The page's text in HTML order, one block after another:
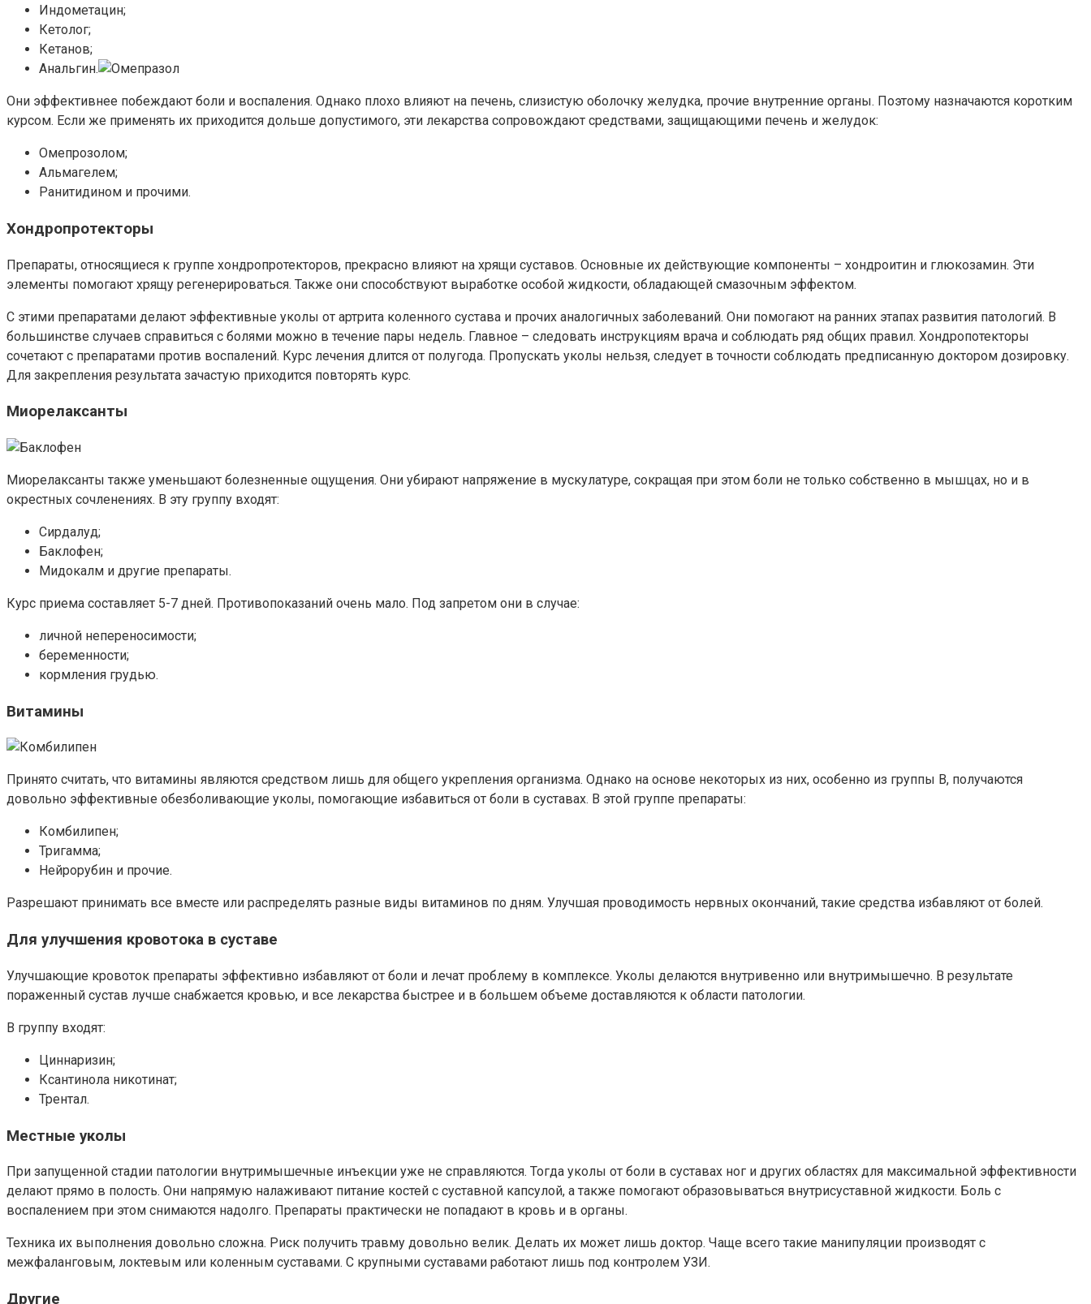
Индометацин;
Кетолог;
Кетанов;
Анальгин.
Они эффективнее побеждают боли и воспаления. Однако плохо влияют на печень, слизистую оболочку желудка, прочие внутренние органы. Поэтому назначаются коротким
курсом. Если же применять их приходится дольше допустимого, эти лекарства сопровождают средствами, защищающими печень и желудок:
Омепрозолом;
Альмагелем;
Ранитидином и прочими.
Хондропротекторы
Препараты, относящиеся к группе хондропротекторов, прекрасно влияют на хрящи суставов. Основные их действующие компоненты – хондроитин и глюкозамин. Эти
элементы помогают хрящу регенерироваться. Также они способствуют выработке особой жидкости, обладающей смазочным эффектом.
С этими препаратами делают эффективные уколы от артрита коленного сустава и прочих аналогичных заболеваний. Они помогают на ранних этапах развития патологий. В
большинстве случаев справиться с болями можно в течение пары недель. Главное – следовать инструкциям врача и соблюдать ряд общих правил. Хондропотекторы
сочетают с препаратами против воспалений. Курс лечения длится от полугода. Пропускать уколы нельзя, следует в точности соблюдать предписанную доктором дозировку.
Для закрепления результата зачастую приходится повторять курс.
Миорелаксанты
Миорелаксанты также уменьшают болезненные ощущения. Они убирают напряжение в мускулатуре, сокращая при этом боли не только собственно в мышцах, но и в
окрестных сочленениях. В эту группу входят:
Сирдалуд;
Баклофен;
Мидокалм и другие препараты.
Курс приема составляет 5-7 дней. Противопоказаний очень мало. Под запретом они в случае:
личной непереносимости;
беременности;
кормления грудью.
Витамины
Принято считать, что витамины являются средством лишь для общего укрепления организма. Однако на основе некоторых из них, особенно из группы В, получаются
довольно эффективные обезболивающие уколы, помогающие избавиться от боли в суставах. В этой группе препараты:
Комбилипен;
Тригамма;
Нейрорубин и прочие.
Разрешают принимать все вместе или распределять разные виды витаминов по дням. Улучшая проводимость нервных окончаний, такие средства избавляют от болей.
Для улучшения кровотока в суставе
Улучшающие кровоток препараты эффективно избавляют от боли и лечат проблему в комплексе. Уколы делаются внутривенно или внутримышечно. В результате
пораженный сустав лучше снабжается кровью, и все лекарства быстрее и в большем объеме доставляются к области патологии.
В группу входят:
Циннаризин;
Ксантинола никотинат;
Трентал.
Местные уколы
При запущенной стадии патологии внутримышечные инъекции уже не справляются. Тогда уколы от боли в суставах ног и других областях для максимальной эффективности
делают прямо в полость. Они напрямую налаживают питание костей с суставной капсулой, а также помогают образовываться внутрисуставной жидкости. Боль с
воспалением при этом снимаются надолго. Препараты практически не попадают в кровь и в органы.
Техника их выполнения довольно сложна. Риск получить травму довольно велик. Делать их может лишь доктор. Чаще всего такие манипуляции производят с
межфаланговым, локтевым или коленным суставами. С крупными суставами работают лишь под контролем УЗИ.
Другие